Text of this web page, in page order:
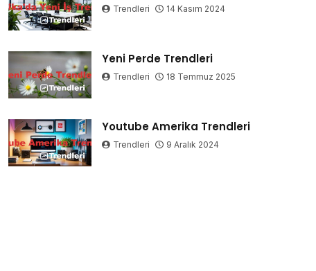
Trendleri 14 Kasım 2024
Yeni Perde Trendleri
Trendleri 18 Temmuz 2025
Youtube Amerika Trendleri
Trendleri 9 Aralık 2024